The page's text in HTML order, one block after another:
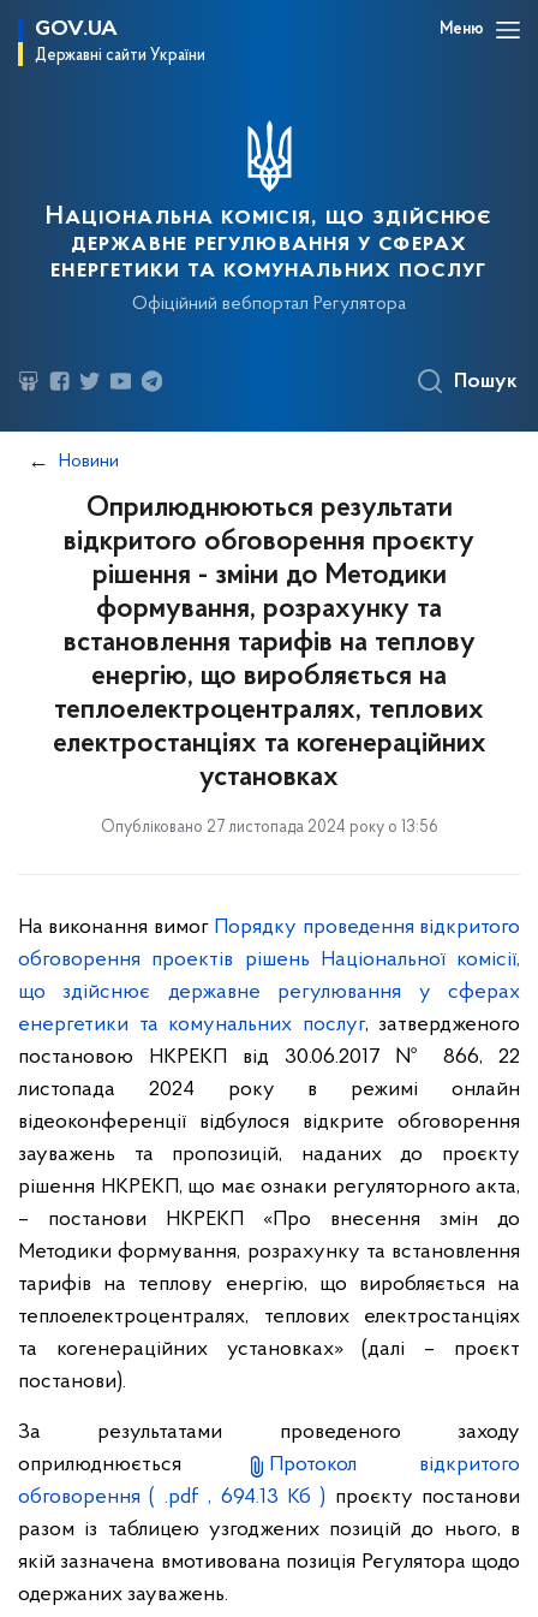
GOV.UA
Державні сайти України
Меню
Національна комісія, що здійснює
державне регулювання у сферах
енергетики та комунальних послуг
Офіційний вебпортал Регулятора
Пошук
Новини
Оприлюднюються результати
відкритого обговорення проєкту
рішення - зміни до Методики
формування, розрахунку та
встановлення тарифів на теплову
енергію, що виробляється на
теплоелектроцентралях, теплових
електростанціях та когенераційних
установках
Опубліковано 27 листопада 2024 року о 13:56
На виконання вимог Порядку проведення відкритого
обговорення проектів рішень Національної комісії,
що здійснює державне регулювання у сферах
енергетики та комунальних послуг, затвердженого
постановою НКРЕКП від 30.06.2017 № 866, 22
листопада 2024 року в режимі онлайн
відеоконференції відбулося відкрите обговорення
зауважень та пропозицій, наданих до проєкту
рішення НКРЕКП, що має ознаки регуляторного акта,
– постанови НКРЕКП «Про внесення змін до
Методики формування, розрахунку та встановлення
тарифів на теплову енергію, що виробляється на
теплоелектроцентралях, теплових електростанціях
та когенераційних установках» (далі – проєкт
постанови).
За результатами проведеного заходу
оприлюднюється
Протокол відкритого
обговорення ( .pdf , 694.13 Кб ) проєкту постанови
разом із таблицею узгоджених позицій до нього, в
якій зазначена вмотивована позиція Регулятора щодо
одержаних зауважень.